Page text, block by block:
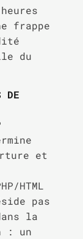
frappe
du
DE
et
HTML
pas
la
: un